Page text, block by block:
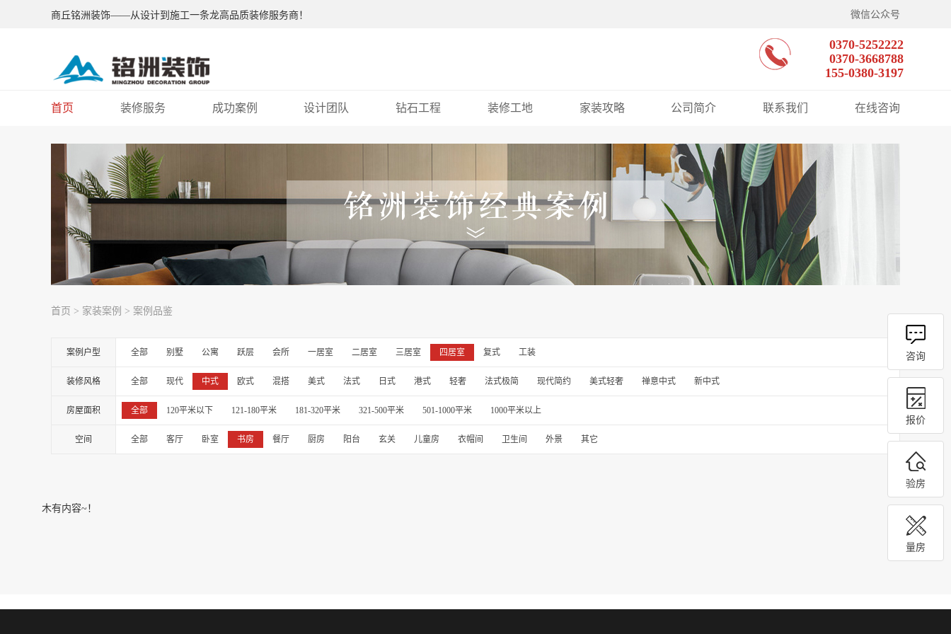
商丘铭洲装饰——从设计到施工一条龙高品质装修服务商！ 微信公众号
0370-5252222
0370-3668788
155-0380-3197
首页
装修服务 成功案例 设计团队 钻石工程 装修工地 家装攻略 公司简介 联系我们 在线咨询
首页 > 家装案例 > 案例品鉴
案例户型 全部 别墅 公寓 跃层 会所 一居室 二居室 三居室 四居室 复式 工装
装修风格 全部 现代 中式 欧式 混搭 美式 法式 日式 港式 轻奢 法式极简 现代简约 美式轻奢 禅意中式 新中式
房屋面积 全部 120平米以下 121-180平米 181-320平米 321-500平米 501-1000平米 1000平米以上
空间 全部 客厅 卧室 书房 餐厅 厨房 阳台 玄关 儿童房 衣帽间 卫生间 外景 其它
木有内容~！
咨询
报价
验房
量房